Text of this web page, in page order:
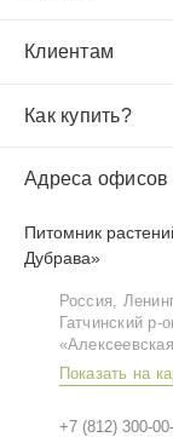
Клиентам
Как купить?
Адреса офисов
Питомник
Дубрава»
Россия,
Гатчинский
Показать на
+7 (812) 300-